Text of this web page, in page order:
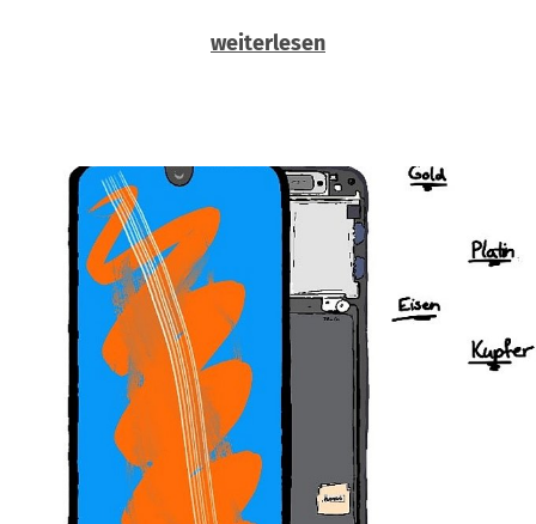
weiterlesen